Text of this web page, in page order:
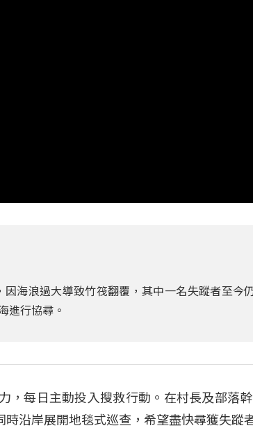
海浪過大導致竹筏翻覆，其中一名失蹤者至今
進行協尋。
，每日主動投入搜救行動。在村長及部落
沿岸展開地毯式巡查，希望盡快尋獲失蹤